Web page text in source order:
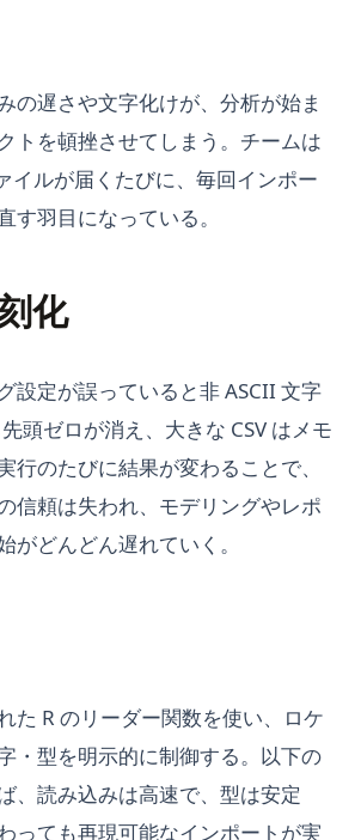
の遅さや文字化けが、分析が始ま
トを頓挫させてしまう。チームは
イルが届くたびに、毎回インポー
す羽目になっている。
化
設定が誤っていると非 ASCII 文字
頭ゼロが消え、大きな CSV はメモ
行のたびに結果が変わることで、
信頼は失われ、モデリングやレポ
がどんどん遅れていく。
た R のリーダー関数を使い、ロケ
・型を明示的に制御する。以下の
、読み込みは高速で、型は安定
っても再現可能なインポートが実